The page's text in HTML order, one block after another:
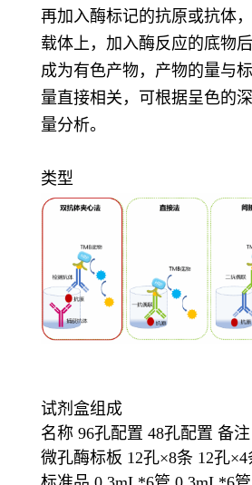
再加入酶标记的抗原或抗体
载体上，加入酶反应的底物
成为有色产物，产物的量与
量直接相关，可根据呈色的
量分析。
类型
试剂盒组成
名称 96孔配置 48孔配置 备注
微孔酶标板 12孔×8条 12孔×4